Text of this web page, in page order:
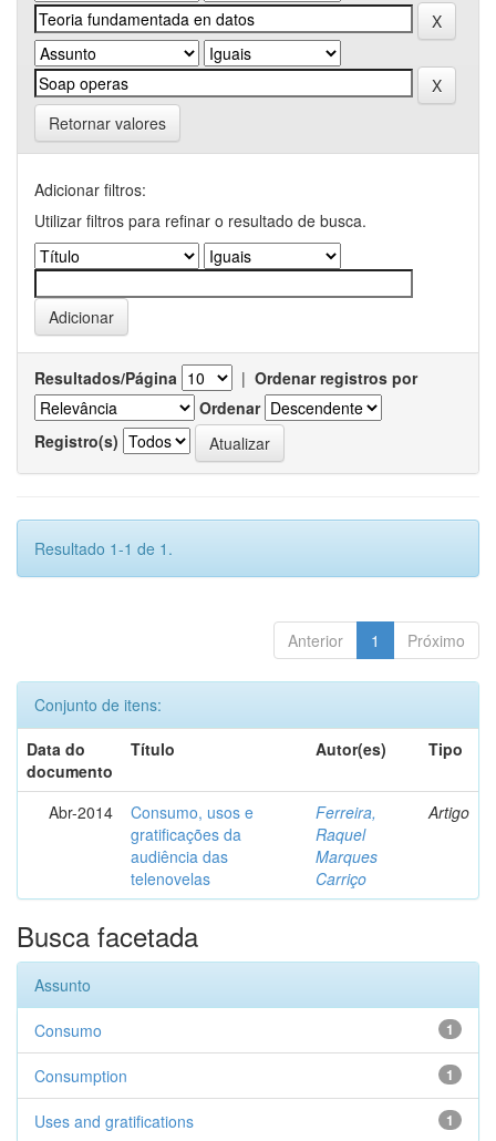
Retornar valores
Adicionar filtros:
Utilizar filtros para refinar o resultado de busca.
Resultados/Página | Ordenar registros por
Ordenar
Registro(s)
Resultado 1-1 de 1.
Anterior 1 Próximo
Conjunto de itens:
Data do
documento
Título Autor(es) Tipo
Abr-2014
Consumo, usos e
gratificações da
audiência das
telenovelas
Ferreira,
Raquel
Marques
Carriço
Artigo
Busca facetada
Assunto
1
Consumo
1
Consumption
1
Uses and gratifications